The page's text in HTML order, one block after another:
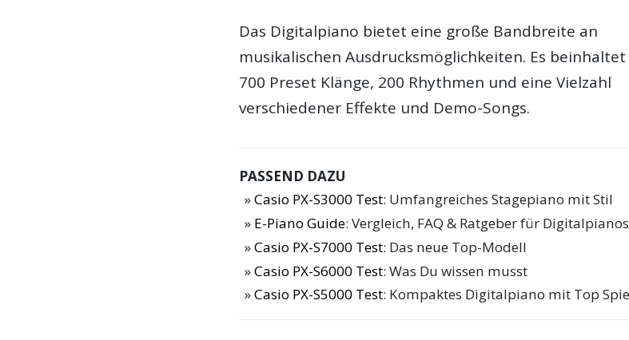
Das Digitalpiano bietet eine große Bandbreite an
musikalischen Ausdrucksmöglichkeiten. Es
700 Preset Klänge, 200 Rhythmen und eine Vielzahl
verschiedener Effekte und Demo-Songs.
PASSEND DAZU
Casio PX-S3000 Test: Umfangreiches Stagepiano mit Stil
E-Piano Guide: Vergleich, FAQ & Ratgeber für Digitalpianos
Casio PX-S7000 Test: Das neue Top-Modell
Casio PX-S6000 Test: Was Du wissen musst
Casio PX-S5000 Test: Kompaktes Digitalpiano mit Top